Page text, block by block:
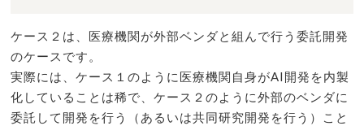
ケース２は、医療機関が外部ベンダと組んで行う委託開発
のケースです。
実際には、ケース１のように医療機関自身がAI開発を内製
化していることは稀で、ケース２のように外部のベンダに
委託して開発を行う（あるいは共同研究開発を行う）こと